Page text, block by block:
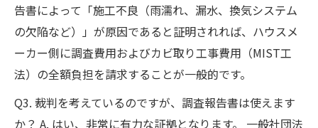
告書によって「施工不良（雨濡れ、漏水、換気システム
の欠陥など）」が原因であると証明されれば、ハウスメ
ーカー側に調査費用およびカビ取り工事費用（MIST工
法）の全額負担を請求することが一般的です。
Q3. 裁判を考えているのですが、調査報告書は使えます
か？ A. はい、非常に有力な証拠となります。 一般社団法